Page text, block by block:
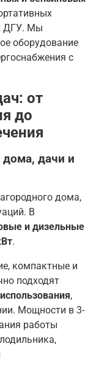
ДГУ. Мы
оборудование
с
от
до
дома, дачи и
дома,
В
и дизельные
.
компактные и
подходят
,
. Мощности в 3-
работы